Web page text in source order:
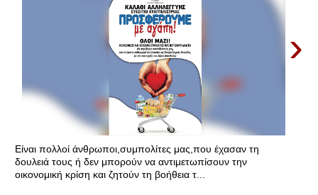
›
Είναι πολλοί άνθρωποι,συμπολίτες μας,που έχασαν τη
δουλειά τους ή δεν μπορούν να αντιμετωπίσουν την
οικονομική κρίση και ζητούν τη βοήθεια τ...